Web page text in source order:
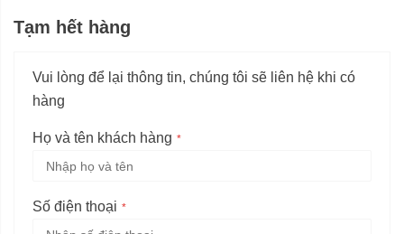
Tạm hết hàng
Vui lòng để lại thông tin, chúng tôi sẽ liên hệ khi có
hàng
Họ và tên khách hàng
Số điện thoại